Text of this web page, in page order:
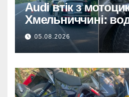
Audi втік з
Хмельниччині:
затримано.
05.08.2026